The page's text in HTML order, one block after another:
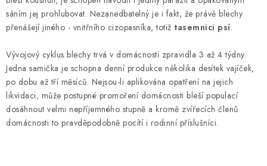
sáním jej prohlubovat. Nezanedbatelný je i fakt, že právě blechy
přenášejí jiného - vnitřního cizopasníka, totiž tasemnici psí.
Vývojový cyklus blechy trvá v domácnosti zpravidla 3 až 4 týdny.
Jedna samička je schopna denní produkce několika desítek vajíček,
po dobu až tří měsíců. Nejsou-li aplikována opatření na jejich
likvidaci, může postupné promoření domácnosti bleší populací
dosáhnout velmi nepříjemného stupně a kromě zvířecích členů
domácnosti to pravděpodobně pocítí i rodinní příslušníci.